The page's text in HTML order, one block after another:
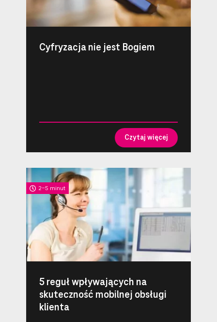
Cyfryzacja nie jest Bogiem
Czytaj więcej
2-5 minut
5 reguł wpływających na
skuteczność mobilnej obsługi
klienta